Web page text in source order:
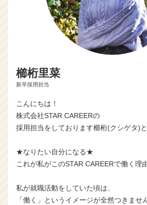
櫛桁里菜
新卒採用担当
こんにちは！
株式会社STAR CAREERの
採用担当をしております櫛桁(クシゲタ)
★なりたい自分になる★
これが私がこのSTAR CAREERで働く理
私が就職活動をしていた頃は、
「働く」というイメージが全然つきませ